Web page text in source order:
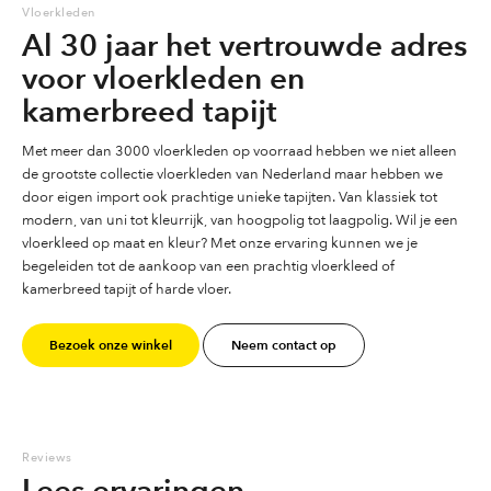
Dit tapijt is tweezijdig
Vloerkleden
Al 30 jaar het vertrouwde adres
voor vloerkleden en
kamerbreed tapijt
Met meer dan 3000 vloerkleden op voorraad hebben we niet alleen
de grootste collectie vloerkleden van Nederland maar hebben we
door eigen import ook prachtige unieke tapijten. Van klassiek tot
modern, van uni tot kleurrijk, van hoogpolig tot laagpolig. Wil je een
vloerkleed op maat en kleur? Met onze ervaring kunnen we je
begeleiden tot de aankoop van een prachtig vloerkleed of
kamerbreed tapijt of harde vloer.
Bezoek onze winkel Neem contact op
Reviews